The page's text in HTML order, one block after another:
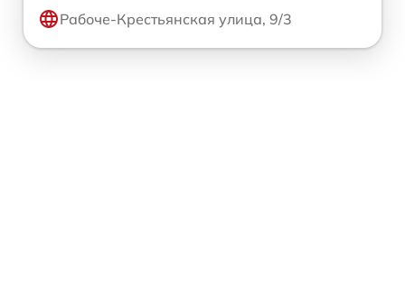
Рабоче-Крестьянская улица, 9/3